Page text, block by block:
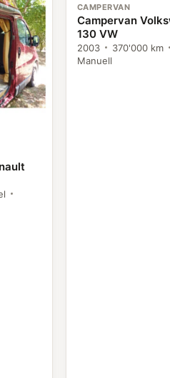
CAMPERVAN
Campervan
130 VW
2003 370'000 km
Manuell